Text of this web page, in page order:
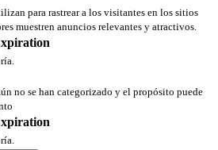
para rastrear a los visitantes en los sitios
muestren anuncios relevantes y atractivos.
no se han categorizado y el propósito puede